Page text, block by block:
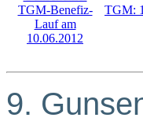
TGM:
9.